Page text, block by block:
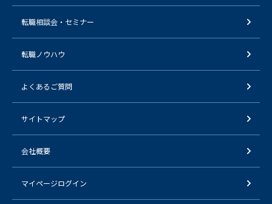
転職相談会・セミナー
転職ノウハウ
よくあるご質問
サイトマップ
会社概要
マイページログイン